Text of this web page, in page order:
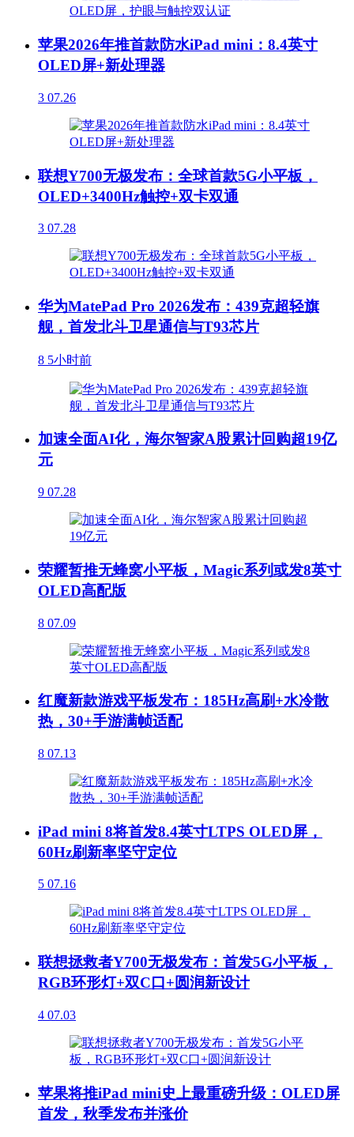
苹果2026年推首款防水iPad mini：8.4英寸
OLED屏+新处理器
3 07.26
联想Y700无极发布：全球首款5G小平板，
OLED+3400Hz触控+双卡双通
3 07.28
华为MatePad Pro 2026发布：439克超轻旗
舰，首发北斗卫星通信与T93芯片
8 5小时前
加速全面AI化，海尔智家A股累计回购超19亿
元
9 07.28
荣耀暂推无蜂窝小平板，Magic系列或发8英寸
OLED高配版
8 07.09
红魔新款游戏平板发布：185Hz高刷+水冷散
热，30+手游满帧适配
8 07.13
iPad mini 8将首发8.4英寸LTPS OLED屏，
60Hz刷新率坚守定位
5 07.16
联想拯救者Y700无极发布：首发5G小平板，
RGB环形灯+双C口+圆润新设计
4 07.03
苹果将推iPad mini史上最重磅升级：OLED屏
首发，秋季发布并涨价